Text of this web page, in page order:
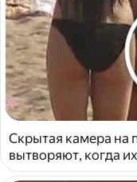
Скрытая камера на
вытворяют, когда